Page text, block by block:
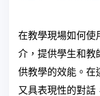
在教學現場如何使
介，提供學生和教
供教學的效能。在
又具表現性的對話